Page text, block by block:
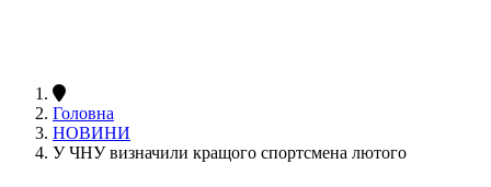
Головна
НОВИНИ
У ЧНУ визначили кращого спортсмена лютого